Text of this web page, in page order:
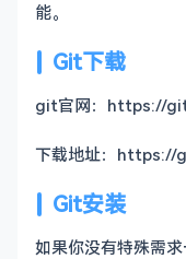
能。
Git下载
git官网：https://
下载地址：https://
Git安装
如果你没有特殊需求